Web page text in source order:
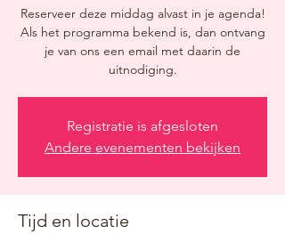
Reserveer deze middag alvast in je agenda!
Als het programma bekend is, dan ontvang
je van ons een email met daarin de
uitnodiging.
Registratie is afgesloten
Andere evenementen bekijken
Tijd en locatie